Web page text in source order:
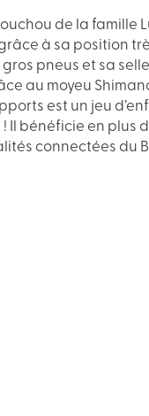
de la famille
à sa position
pneus et sa
au moyeu
est un jeu
! Il bénéficie en plus
connectées du